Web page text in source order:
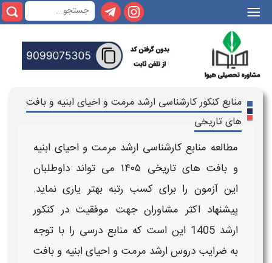
|||
منابع کنکور کارشناسی ارشد مرمت و احیای ابنیه و بافت
های تاریخی
مطالعه منابع کارشناسی ارشد مرمت و احیای ابنیه
و بافت های تاریخی
می تواند داوطلبان
اینآزمون را برای کسب رتبه بهتر یاری نماید.
پیشنهاد اکثر مشاوران جهت موفقیت درکنکور
ارشد 1405
این است که منابع درسی را با توجه
به ضرایب دروس ارشد مرمت و احیای ابنیه و بافت